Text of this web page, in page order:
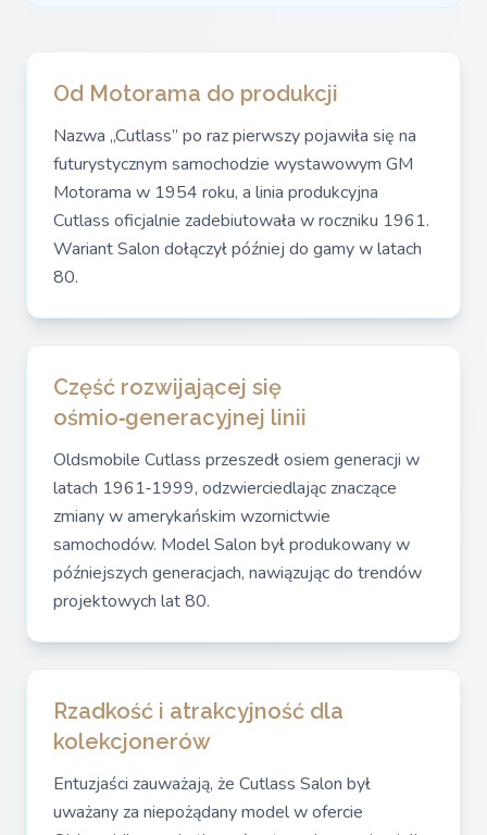
Od Motorama do produkcji
Nazwa „Cutlass” po raz pierwszy pojawiła się na
futurystycznym samochodzie wystawowym GM
Motorama w 1954 roku, a linia produkcyjna
Cutlass oficjalnie zadebiutowała w roczniku 1961.
Wariant Salon dołączył później do gamy w latach
80.
Część rozwijającej się
ośmio‑generacyjnej linii
Oldsmobile Cutlass przeszedł osiem generacji w
latach 1961‑1999, odzwierciedlając znaczące
zmiany w amerykańskim wzornictwie
samochodów. Model Salon był produkowany w
późniejszych generacjach, nawiązując do trendów
projektowych lat 80.
Rzadkość i atrakcyjność dla
kolekcjonerów
Entuzjaści zauważają, że Cutlass Salon był
uważany za niepożądany model w ofercie